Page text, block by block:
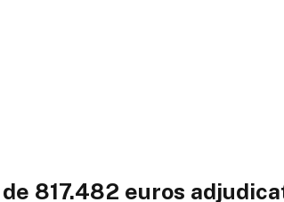
817.482 euros